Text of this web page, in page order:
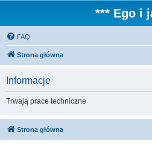
*** Ego i
FAQ
Strona główna
Informacje
Trwają prace techniczne
Strona główna